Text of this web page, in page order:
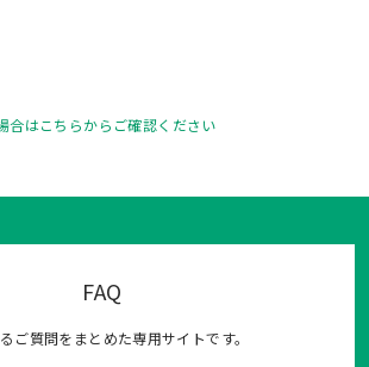
合はこちらからご確認ください
FAQ
ご質問をまとめた専用サイトです。